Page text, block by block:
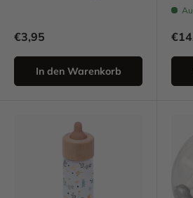
€3,95
In den Warenkorb